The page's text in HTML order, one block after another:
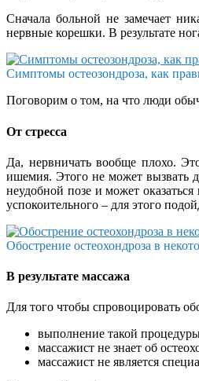
Сначала больной не замечает
нервные корешки. В результате
Симптомы остеозондроза, как
Поговорим о том, на что люди
От стресса
Да, нервничать вообще плохо.
ишемия. Этого не может вызвать
неудобной позе и может
успокоительного – для этого
Обострение остеохондроза в
В результате массажа
Для того чтобы спровоцировать
выполнение такой
массажист не знает об
массажист не является